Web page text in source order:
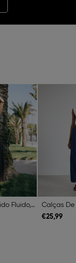
Next
Vestido Comprido Fluido, Mulher, Castanho Escuro
€25,99